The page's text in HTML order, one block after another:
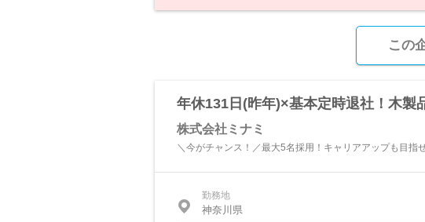
この
年休131日(昨年)×基本定時退社！木
株式会社ミナミ
＼今がチャンス！／最大5名採用！キャリアアップも目指
勤務地
神奈川県